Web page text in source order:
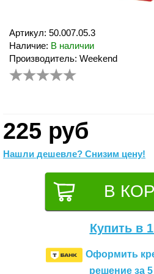
Артикул: 50.007.05.3
Наличие: В наличии
Производитель: Weekend
225 руб
Нашли дешевле? Снизим цену!
Купить в
Оформить
решение за